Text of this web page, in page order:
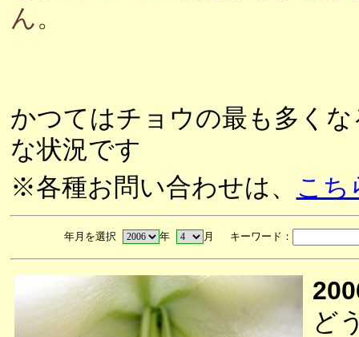
ん。
かつてはチョウの最も多く
な状況です
※各種お問い合わせは、 こち
年月を選択 年 月 キーワード：
ど